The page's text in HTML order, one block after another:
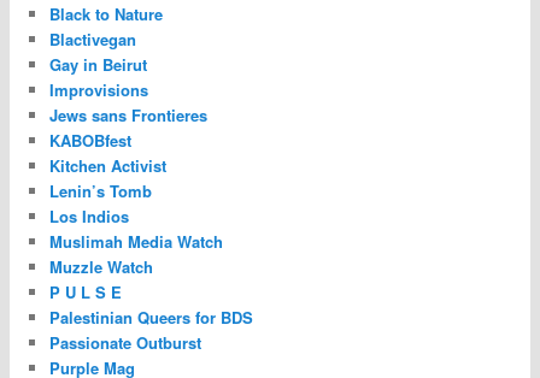
Black to Nature
Blactivegan
Gay in Beirut
Improvisions
Jews sans Frontieres
KABOBfest
Kitchen Activist
Lenin’s Tomb
Los Indios
Muslimah Media Watch
Muzzle Watch
P U L S E
Palestinian Queers for BDS
Passionate Outburst
Purple Mag